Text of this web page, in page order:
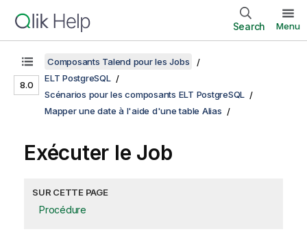
Search Menu
8.0
Composants Talend pour les Jobs
ELT PostgreSQL
Scénarios pour les composants ELT PostgreSQL
Mapper une date à l'aide d'une table Alias
Exécuter le Job
SUR CETTE PAGE
Procédure